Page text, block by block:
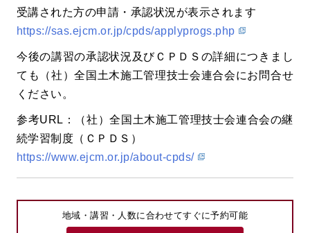
受講された方の申請・承認状況が表示されます
https://sas.ejcm.or.jp/cpds/applyprogs.php
今後の講習の承認状況及びＣＰＤＳの詳細につきまし
ても（社）全国土木施工管理技士会連合会にお問合せ
ください。
参考URL：（社）全国土木施工管理技士会連合会の継
続学習制度（ＣＰＤＳ）
https://www.ejcm.or.jp/about-cpds/
地域・講習・人数に合わせてすぐに予約可能